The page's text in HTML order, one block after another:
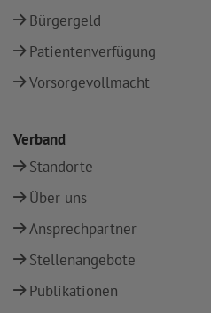
Bürgergeld
Patientenverfügung
Vorsorgevollmacht
Verband
Standorte
Über uns
Ansprechpartner
Stellenangebote
Publikationen